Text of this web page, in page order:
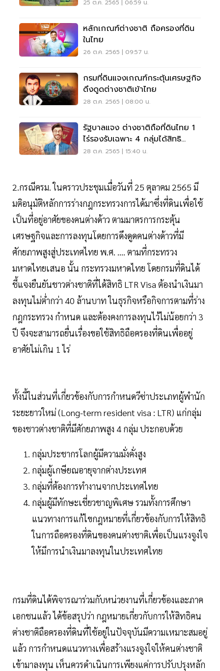
25 ต.ค. 2565 | 06:59 น.
หลักเกณฑ์ต่างชาติ ถือครองที่ดิน
ในไทย
26 ต.ค. 2565 | 09:57 น.
กรมที่ดินแจงเกณฑ์กระตุ้นเศรษฐกิจ
ดึงดูดต่างชาติเข้าไทย
28 ต.ค. 2565 | 08:00 น.
รัฐบาลแจง ต่างชาติถือที่ดินไทย 1
ไร่รองรับเฉพาะ 4 กลุ่มได้สิทธิ
LTR Visa
28 ต.ค. 2565 | 15:40 น.
2.กรณีครม. ในคราวประชุมเมื่อวันที่ 25 ตุลาคม 2565 มี
มติอนุมัติหลักการร่างกฎกระทรวงการได้มาซึ่งที่ดินเพื่อใช้
เป็นที่อยู่อาศัยของคนต่างด้าว ตามมาตรการกระตุ้น
เศรษฐกิจและการลงทุนโดยการดึงดูดคนต่างด้าวที่มี
ศักยภาพสูงสู่ประเทศไทย พ.ศ. .... ตามที่กระทรวง
มหาดไทยเสนอ นั้น กระทรวงมหาดไทย โดยกรมที่ดินได้
ชี้แจงยืนยันชาวต่างชาติที่ได้สิทธิ LTR Visa ต้องนำเงินมา
ลงทุนไม่ต่ำกว่า 40 ล้านบาท ในธุรกิจหรือกิจการตามที่ร่าง
กฎกระทรวง กำหนด และต้องคงการลงทุนไว้ไม่น้อยกว่า 3
ปี จึงจะสามารถยื่นเรื่องขอใช้สิทธิถือครองที่ดินเพื่ออยู่
อาศัยไม่เกิน 1 ไร่
ทั้งนี้ในส่วนที่เกี่ยวข้องกับการกำหนดวีซ่าประเภทผู้พำนัก
ระยะยาวใหม่ (Long-term resident visa : LTR) แก่กลุ่ม
ของชาวต่างชาติที่มีศักยภาพสูง 4 กลุ่ม ประกอบด้วย
กลุ่มประชากรโลกผู้มีความมั่งคั่งสูง
กลุ่มผู้เกษียณอายุจากต่างประเทศ
กลุ่มที่ต้องการทำงานจากประเทศไทย
กลุ่มผู้มีทักษะเชี่ยวชาญพิเศษ รวมทั้งการศึกษา
แนวทางการแก้ไขกฎหมายที่เกี่ยวข้องกับการให้สิทธิ
ในการถือครองที่ดินของคนต่างชาติเพื่อเป็นแรงจูงใจ
ให้มีการนำเงินมาลงทุนในประเทศไทย
กรมที่ดินได้พิจารณาร่วมกับหน่วยงานที่เกี่ยวข้องและภาค
เอกชนแล้ว ได้ข้อสรุปว่า กฎหมายเกี่ยวกับการให้สิทธิคน
ต่างชาติถือครองที่ดินที่ใช้อยู่ในปัจจุบันมีความเหมาะสมอยู่
แล้ว การกำหนดแนวทางเพื่อสร้างแรงจูงใจให้คนต่างชาติ
เข้ามาลงทุน เห็นควรดำเนินการเพียงแค่การปรับปรุงหลัก